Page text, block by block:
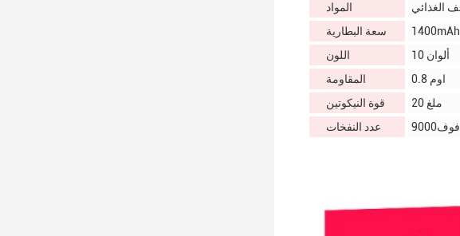
المواد
سعة البطارية
1400mAh
اللون
10 ألوان
المقاومة
0.8 اوم
قوة النيكوتين
20 ملغ
عدد النفخات